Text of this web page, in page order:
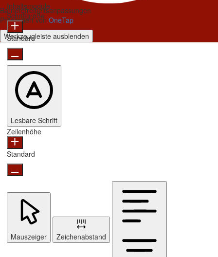
Barrierefreiheitsanpassungen
Präsentiert von OneTap
Werkzeugleiste ausblenden
Inhaltsmodule
Schriftgröße
Standard
Lesbare Schrift
Zeilenhöhe
Standard
Mauszeiger Zeichenabstand